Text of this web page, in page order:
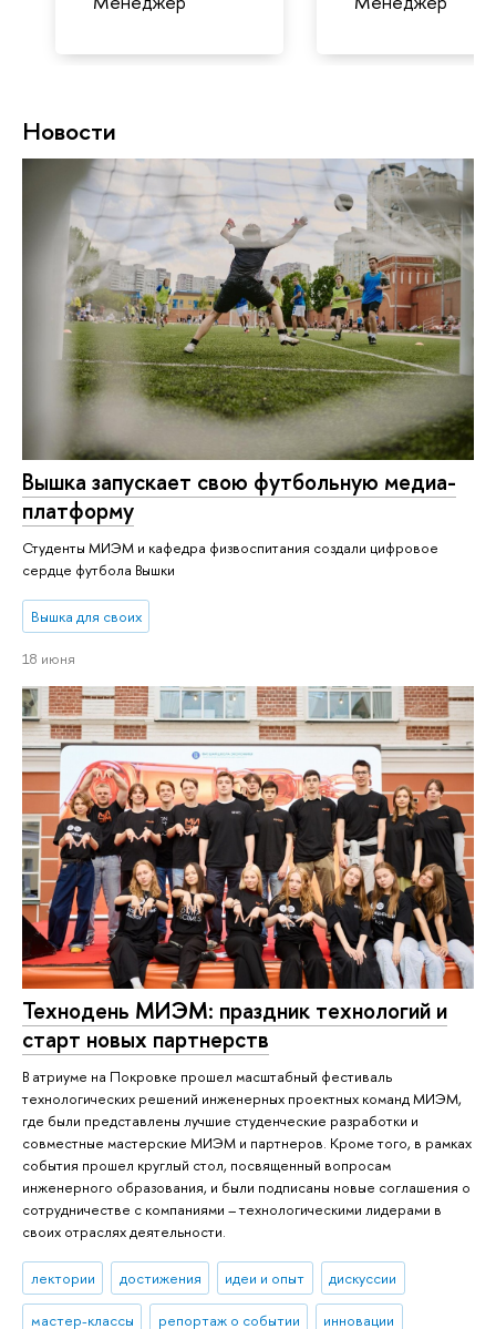
Новости
Вышка запускает свою футбольную ме­диа­
плат­фор­му
Студенты МИЭМ и кафедра физвоспитания создали цифровое
сердце футбола Вышки
Вышка для своих
18 июня
Технодень МИЭМ: праздник технологий и
старт новых партнерств
В атриуме на Покровке прошел масштабный фестиваль
технологических решений инженерных проектных команд МИЭМ,
где были представлены лучшие студенческие разработки и
совместные мастерские МИЭМ и партнеров. Кроме того, в рамках
события прошел круглый стол, посвященный вопросам
инженерного образования, и были подписаны новые соглашения о
сотрудничестве с компаниями – технологическими лидерами в
своих отраслях деятельности.
лектории достижения идеи и опыт дискуссии
мастер-классы репортаж о событии инновации